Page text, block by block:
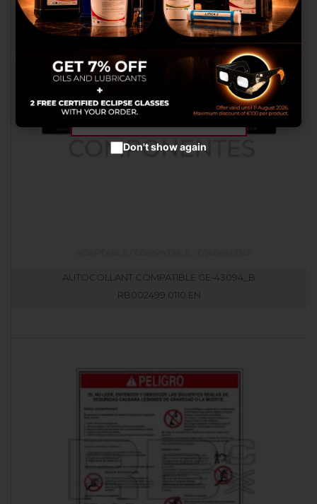
AUTOCOLLANT COMPATIBLE GE-43094_B
RB002499.0110.EN
celles-ci avec autres informations
que vous leurs avez fournies ou
qu’ils ont collectées lors de votre
Configurer les cookies
Accepter les cookies
Don't show again